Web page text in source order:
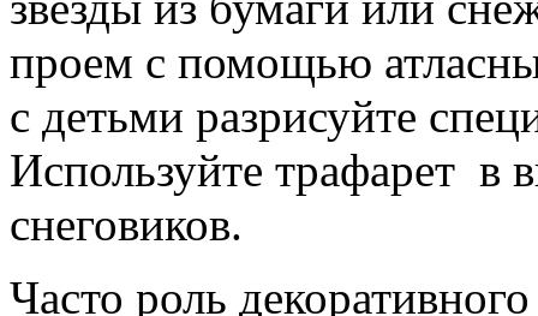
проем с помощью
с детьми разрисуйте
Используйте трафарет в
снеговиков.
Часто роль